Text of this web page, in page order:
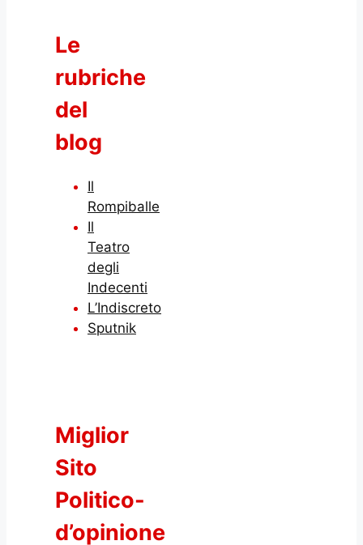
Le
rubriche
del
blog
Il
Rompiballe
Il
Teatro
degli
Indecenti
L’Indiscreto
Sputnik
Miglior
Sito
Politico-
d’opinione